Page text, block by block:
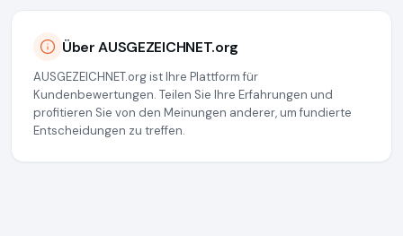
Über AUSGEZEICHNET.org
AUSGEZEICHNET.org ist Ihre Plattform für
Kundenbewertungen. Teilen Sie Ihre Erfahrungen und
profitieren Sie von den Meinungen anderer, um fundierte
Entscheidungen zu treffen.